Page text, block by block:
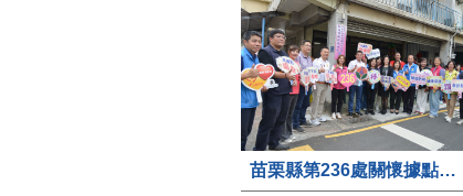
苗栗縣第236處關懷據點在苗栗市維祥里揭牌